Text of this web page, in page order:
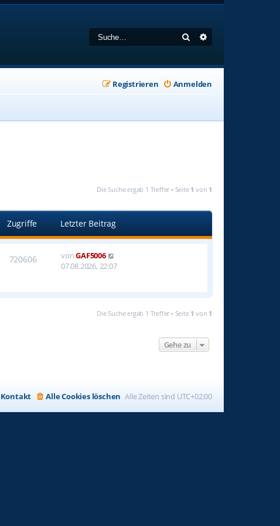
Suche
Anmelden
Registrieren
Die Suche ergab 1 Treffer • Seite 1 von 1
Zugriffe Letzter Beitrag
720606 vonGAF5006
07.08.2026, 22:07
Die Suche ergab 1 Treffer • Seite 1 von 1
Gehe zu
Alle Zeiten sind UTC+02:00
Alle Cookies löschen
Kontakt